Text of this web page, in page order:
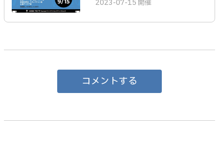
2023-07-15 開催
コメントする